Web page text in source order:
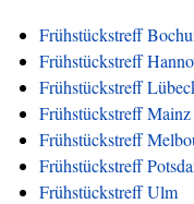
Frühstückstreff
Frühstückstreff
Frühstückstreff
Frühstückstreff Mainz
Frühstückstreff
Frühstückstreff
Frühstückstreff Ulm